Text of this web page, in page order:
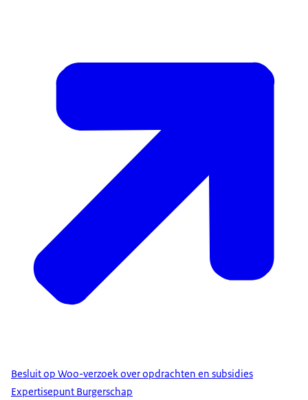
Besluit op Woo-verzoek over opdrachten en subsidies
Expertisepunt Burgerschap